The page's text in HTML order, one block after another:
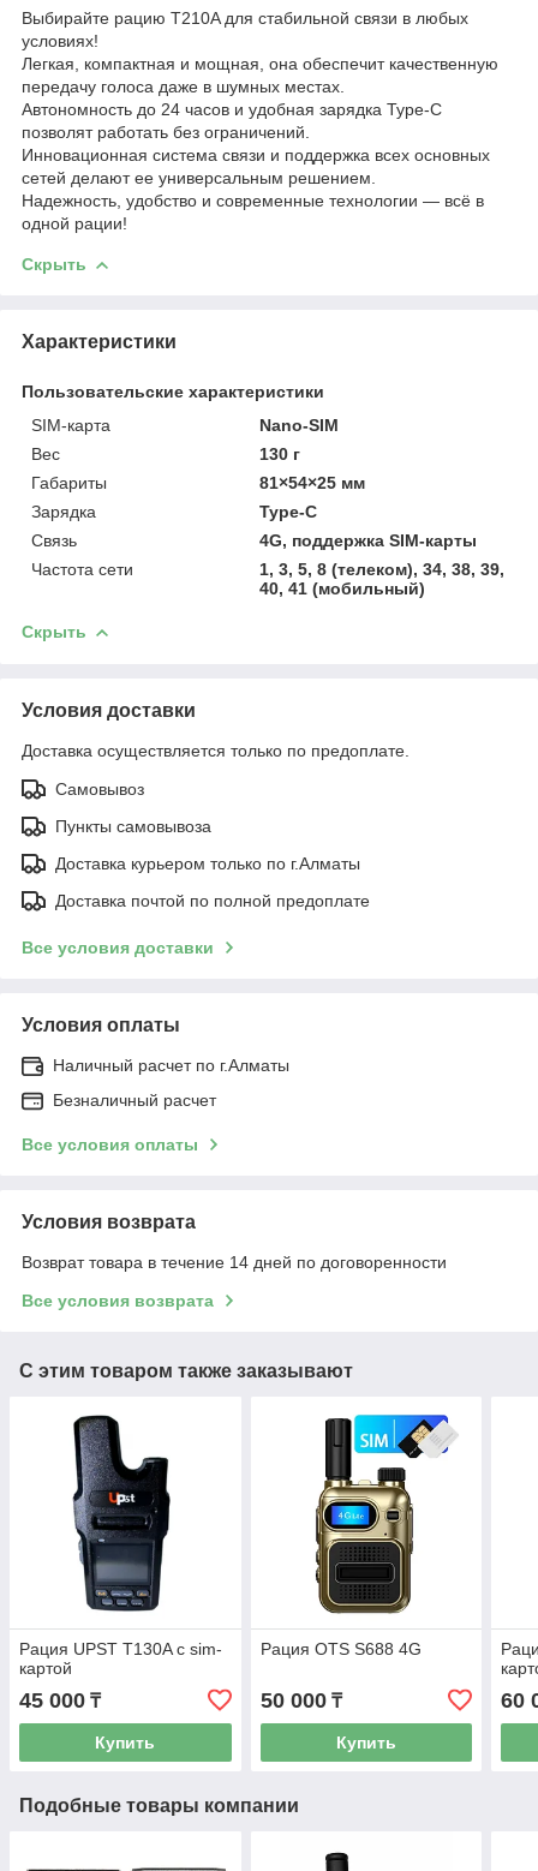
Выбирайте рацию T210A для стабильной связи в любых
условиях!
Легкая, компактная и мощная, она обеспечит качественную
передачу голоса даже в шумных местах.
Автономность до 24 часов и удобная зарядка Type-C
позволят работать без ограничений.
Инновационная система связи и поддержка всех основных
сетей делают ее универсальным решением.
Надежность, удобство и современные технологии — всё в
одной рации!
Скрыть
Характеристики
Пользовательские характеристики
SIM-карта
Nano-SIM
Вес
130 г
Габариты
81×54×25 мм
Зарядка
Type-C
Связь
4G, поддержка SIM-карты
Частота сети
1, 3, 5, 8 (телеком), 34, 38, 39,
40, 41 (мобильный)
Скрыть
Условия доставки
Доставка осуществляется только по предоплате.
Самовывоз
Пункты самовывоза
Доставка курьером только по г.Алматы
Доставка почтой по полной предоплате
Все условия доставки
Условия оплаты
Наличный расчет по г.Алматы
Безналичный расчет
Все условия оплаты
Условия возврата
Возврат товара в течение 14 дней по договоренности
Все условия возврата
С этим товаром также заказывают
Рация UPST T130A с sim-
картой
45 000 ₸
Купить
Рация OTS S688 4G
50 000₸
Купить
60
Подобные товары компании